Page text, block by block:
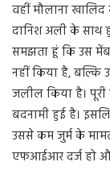
वहीं मौलाना
दानिश अली के साथ
समझता हूं कि उस
नहीं किया है,
जलील किया है।
बदनामी हुई है।
उससे कम जुर्म के
एफआईआर दर्ज हो